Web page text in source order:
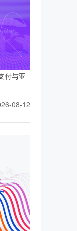
付与亚
08-12